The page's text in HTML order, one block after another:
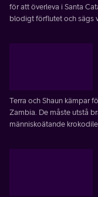
för att överleva i Santa
blodigt förflutet och sägs
Terra och Shaun kämpar
Zambia. De måste utstå
människoätande